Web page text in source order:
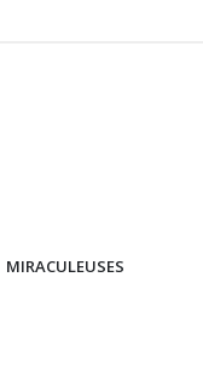
MIRACULEUSES